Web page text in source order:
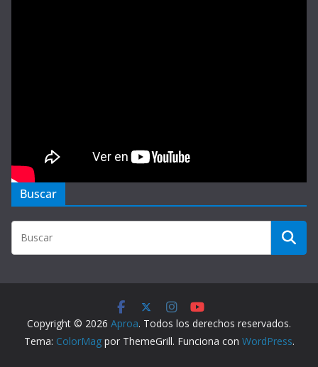
Buscar
Copyright © 2026 Aproa. Todos los derechos reservados.
Tema: ColorMagpor ThemeGrill. Funciona con WordPress.